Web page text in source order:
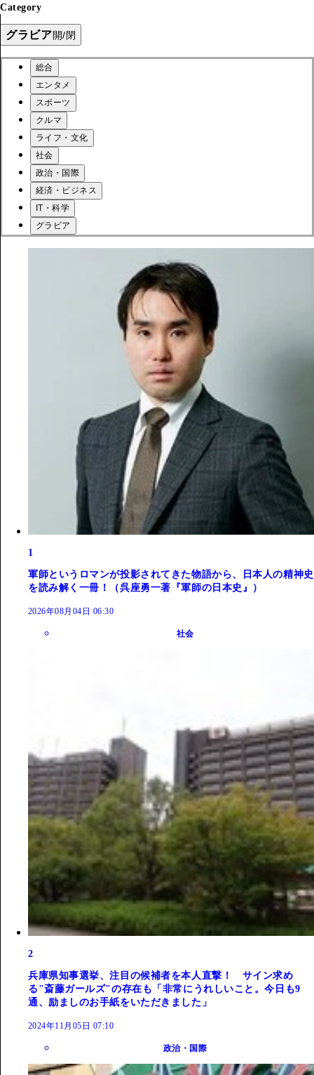
Category
グラビア開/閉
総合
エンタメ
スポーツ
クルマ
ライフ・文化
社会
政治・国際
経済・ビジネス
IT・科学
グラビア
1
軍師というロマンが投影されてきた物語から、日本人の精神史
を読み解く一冊！（呉座勇一著『軍師の日本史』）
2026年08月04日 06:30
社会
2
兵庫県知事選挙、注目の候補者を本人直撃！ サイン求め
る"斎藤ガールズ"の存在も「非常にうれしいこと。今日も9
通、励ましのお手紙をいただきました」
2024年11月05日 07:10
政治・国際